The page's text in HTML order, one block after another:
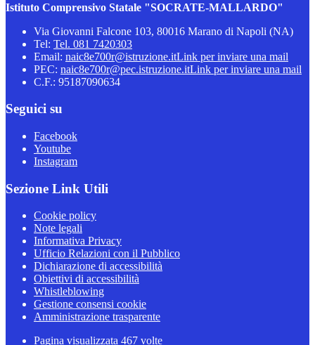
Istituto Comprensivo Statale "SOCRATE-MALLARDO"
Via Giovanni Falcone 103, 80016 Marano di Napoli (NA)
Tel: Tel. 081 7420303
Email: naic8e700r@istruzione.itLink per inviare una mail
PEC: naic8e700r@pec.istruzione.itLink per inviare una mail
C.F.: 95187090634
Seguici su
Facebook
Youtube
Instagram
Sezione Link Utili
Cookie policy
Note legali
Informativa Privacy
Ufficio Relazioni con il Pubblico
Dichiarazione di accessibilità
Obiettivi di accessibilità
Whistleblowing
Gestione consensi cookie
Amministrazione trasparente
Pagina visualizzata 467 volte